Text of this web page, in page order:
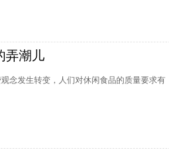
弄潮儿
念发生转变，人们对休闲食品的质量要求有